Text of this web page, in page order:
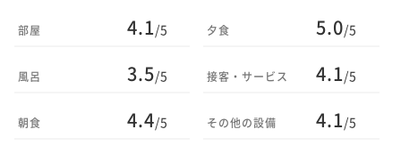
部屋 4.1/5
風呂 3.5/5
朝食 4.4/5
夕食 5.0/5
接客・サービス 4.1/5
その他の設備 4.1/5